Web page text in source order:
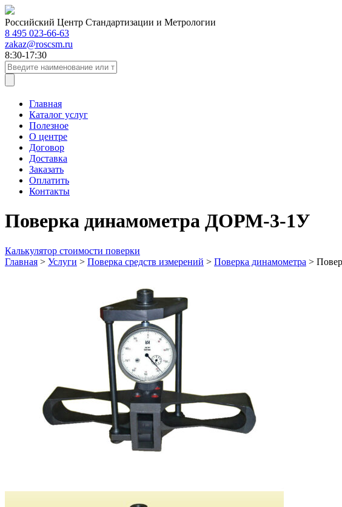
Российский Центр Стандартизации и Метрологии
8 495 023-66-63
zakaz@roscsm.ru
8:30-17:30
Главная
Каталог услуг
Полезное
О центре
Договор
Доставка
Заказать
Оплатить
Контакты
Поверка динамометра ДОРМ-3-1У
Калькулятор стоимости поверки
Главная > Услуги > Поверка средств измерений > Поверка динамометра >